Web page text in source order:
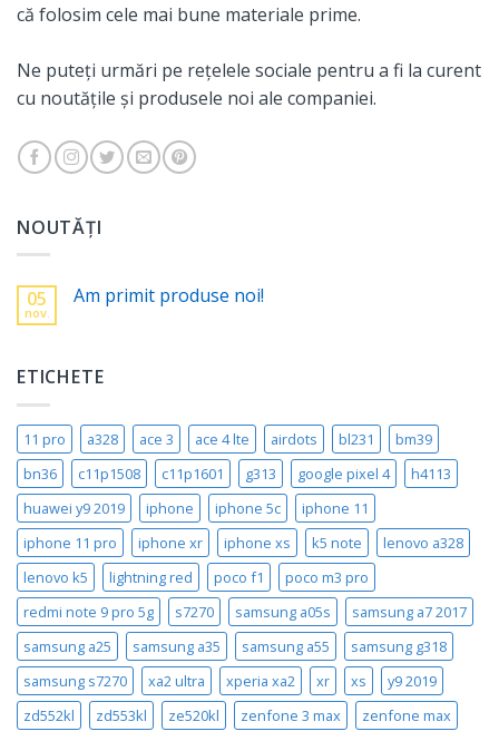
că folosim cele mai bune materiale prime.
Ne puteți urmări pe rețelele sociale pentru a fi la curent
cu noutățile și produsele noi ale companiei.
NOUTĂȚI
05
nov.
Am primit produse noi!
ETICHETE
11 pro a328 ace 3 ace 4 lte airdots bl231
bm39
bn36
c11p1508 c11p1601 g313 google pixel 4
h4113
huawei y9 2019
iphone iphone 5c
iphone 11
iphone 11 pro
iphone xr iphone xs k5 note
lenovo a328
lenovo k5
lightning red poco f1
poco m3 pro
redmi note 9 pro 5g
s7270 samsung a05s
samsung a7 2017
samsung a25
samsung a35 samsung a55
samsung g318
samsung s7270
xa2 ultra xperia xa2 xr xs
y9 2019
zd552kl
zd553kl ze520kl zenfone 3 max zenfone max